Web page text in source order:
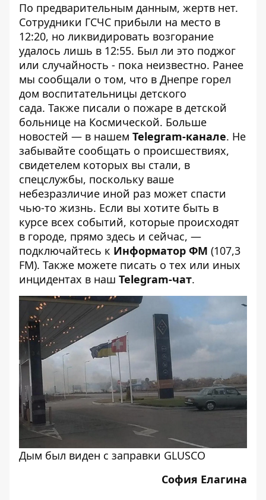
По предварительным данным, жертв нет.
Сотрудники ГСЧС прибыли на место в
12:20, но ликвидировать возгорание
удалось лишь в 12:55. Был ли это поджог
или случайность - пока неизвестно. Ранее
мы сообщали о том, что в Днепре горел
дом воспитательницы детского
сада. Также писали о пожаре в детской
больнице на Космической. Больше
новостей — в нашем Telegram-канале. Не
забывайте сообщать о происшествиях,
свидетелем которых вы стали, в
спецслужбы, поскольку ваше
небезразличие иной раз может спасти
чью-то жизнь. Если вы хотите быть в
курсе всех событий, которые происходят
в городе, прямо здесь и сейчас, —
подключайтесь к Информатор ФМ (107,3
FM). Также можете писать о тех или иных
инцидентах в наш Telegram-чат.
Дым был виден с заправки GLUSCO
София Елагина